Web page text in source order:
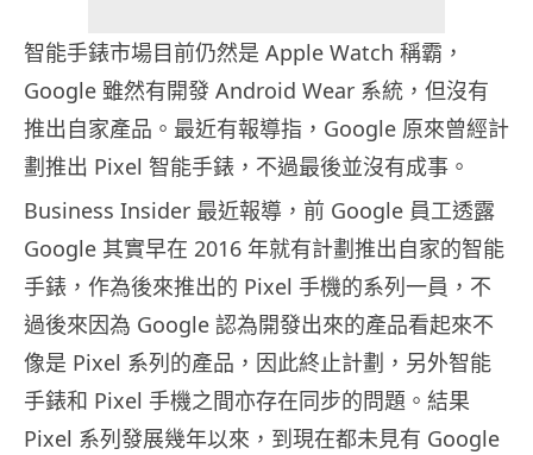
智能手錶市場目前仍然是 Apple Watch 稱霸，
Google 雖然有開發 Android Wear 系統，但沒有
推出自家產品。最近有報導指，Google 原來曾經計
劃推出 Pixel 智能手錶，不過最後並沒有成事。
Business Insider 最近報導，前 Google 員工透露
Google 其實早在 2016 年就有計劃推出自家的智能
手錶，作為後來推出的 Pixel 手機的系列一員，不
過後來因為 Google 認為開發出來的產品看起來不
像是 Pixel 系列的產品，因此終止計劃，另外智能
手錶和 Pixel 手機之間亦存在同步的問題。結果
Pixel 系列發展幾年以來，到現在都未見有 Google